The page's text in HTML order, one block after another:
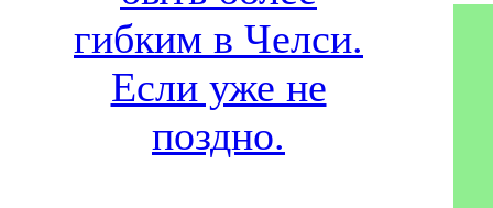
гибким в Челси.
Если уже не
поздно.